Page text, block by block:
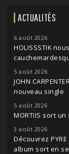
ACTUALITÉS
6 août 2026
HOLISSSTIK
5 août 2026
JOHN
nouveau single
5 août 2026
MORTIIS sort
3 août 2026
Découvrez
album sort en